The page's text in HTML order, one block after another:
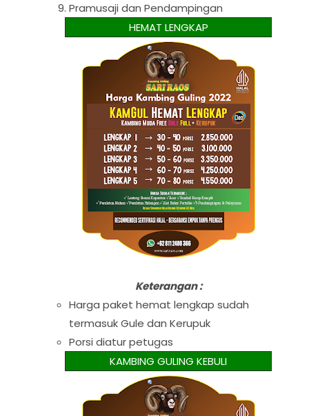
Pramusaji dan Pendampingan
HEMAT LENGKAP
Keterangan :
Harga paket hemat lengkap sudah
termasuk Gule dan Kerupuk
Porsi diatur petugas
KAMBING GULING KEBULI